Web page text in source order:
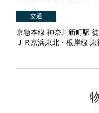
交通
京急本線 神奈川新町駅
ＪＲ京浜東北・根岸線